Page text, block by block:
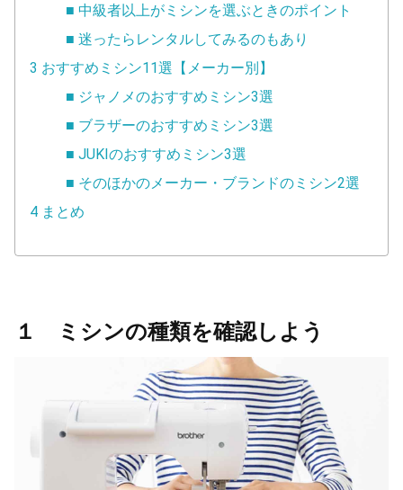
■ 中級者以上がミシンを選ぶときのポイント
■ 迷ったらレンタルしてみるのもあり
3 おすすめミシン11選【メーカー別】
■ ジャノメのおすすめミシン3選
■ ブラザーのおすすめミシン3選
■ JUKIのおすすめミシン3選
■ そのほかのメーカー・ブランドのミシン2選
4 まとめ
１ ミシンの種類を確認しよう